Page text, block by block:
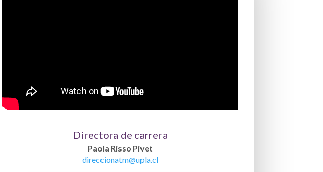
Directora de carrera
Paola Risso Pivet
direccionatm@upla.cl